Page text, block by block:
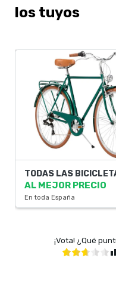
los tuyos
TODAS LAS
AL MEJOR PRECIO
En toda España
¡Vota! ¿Qué